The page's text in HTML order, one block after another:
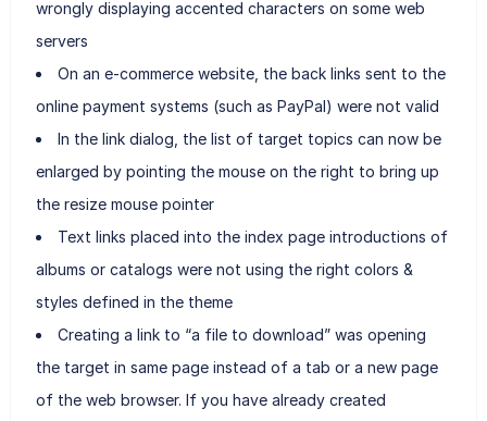
wrongly displaying accented characters on some web
servers
On an e-commerce website, the back links sent to the
online payment systems (such as PayPal) were not valid
In the link dialog, the list of target topics can now be
enlarged by pointing the mouse on the right to bring up
the resize mouse pointer
Text links placed into the index page introductions of
albums or catalogs were not using the right colors &
styles defined in the theme
Creating a link to “a file to download” was opening
the target in same page instead of a tab or a new page
of the web browser. If you have already created